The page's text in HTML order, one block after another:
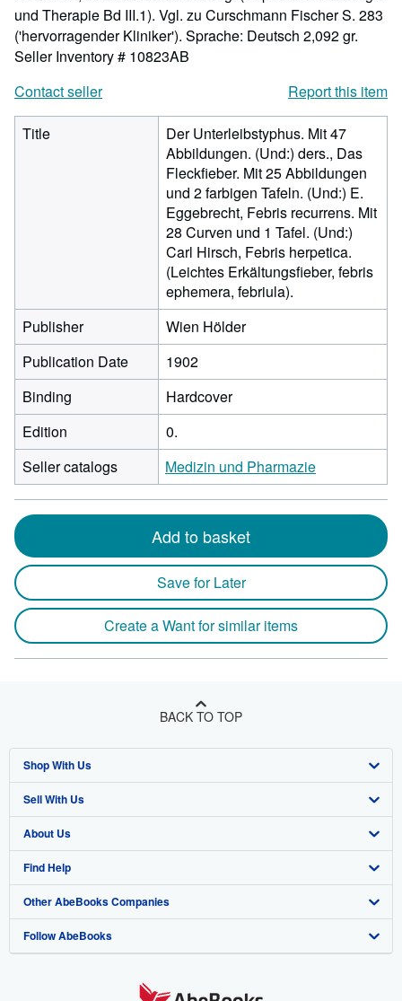
und Therapie Bd III.1). Vgl. zu Curschmann Fischer S. 283
('hervorragender Kliniker'). Sprache: Deutsch 2,092 gr.
Seller Inventory # 10823AB
Contact seller
Report this item
Title
Der Unterleibstyphus. Mit 47
Abbildungen. (Und:) ders., Das
Fleckfieber. Mit 25 Abbildungen
und 2 farbigen Tafeln. (Und:) E.
Eggebrecht, Febris recurrens. Mit
28 Curven und 1 Tafel. (Und:)
Carl Hirsch, Febris herpetica.
(Leichtes Erkältungsfieber, febris
ephemera, febriula).
Publisher
Wien Hölder
Publication Date
1902
Binding
Hardcover
Edition
0.
Seller catalogs
Medizin und Pharmazie
Add to basket
Save for Later
Create a Want for similar items
BACK TO TOP
Shop With Us
Advanced Search
Browse Collections
My Account
My Orders
View Basket
Sell With Us
Start Selling
Join Our Affiliate Program
Book Buyback
Refer a seller
About Us
About AbeBooks
Media
Careers
Find Help
Help
Customer Support
Other AbeBooks Companies
AbeBooks.co.uk
Follow AbeBooks